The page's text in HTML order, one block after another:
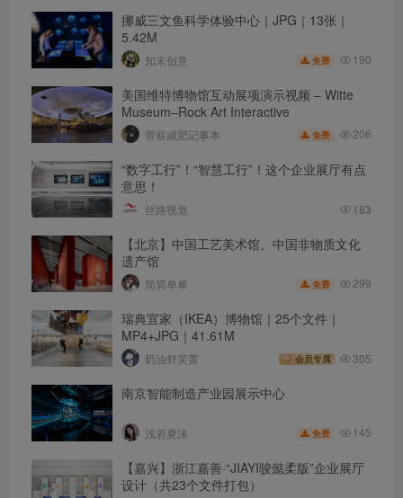
挪威三文鱼科学体验中心｜JPG｜13张｜
5.42M
知末创意 免费 190
美国维特博物馆互动展项演示视频 – Witte
Museum–Rock Art Interactive
带薪减肥记事本 免费 206
“数字工行”！“智慧工行”！这个企业展厅有点
意思！
丝路视觉 183
【北京】中国工艺美术馆、中国非物质文化
遗产馆
简简单单 免费 299
瑞典宜家（IKEA）博物馆｜25个文件｜
MP4+JPG｜41.61M
奶油舒芙蕾 会员专属 305
南京智能制造产业园展示中心
浅若夏沫 免费 145
【嘉兴】浙江嘉善·“JIAYI骏懿柔版”企业展厅
设计（共23个文件打包）